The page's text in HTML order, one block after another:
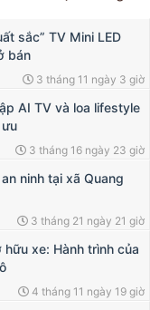
sắc” TV Mini LED
bán
3 tháng 11 ngày 3 giờ
AI TV và loa lifestyle
3 tháng 16 ngày 23 giờ
ninh tại xã Quang
3 tháng 21 ngày 21 giờ
hữu xe: Hành trình của
4 tháng 11 ngày 19 giờ